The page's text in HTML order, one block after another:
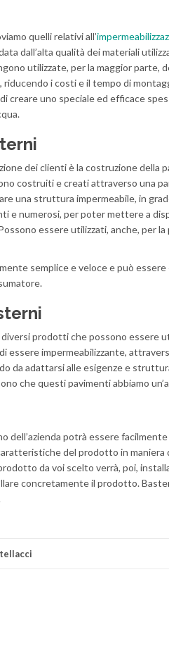
quelli relativi all’
dall’alta qualità dei materiali
utilizzate, per la maggior parte,
i costi e il tempo di
creare uno speciale ed efficace
dei clienti è la costruzione della
costruiti e creati attraverso una
una struttura impermeabile, in
e numerosi, per poter mettere a
essere utilizzati, anche, per
semplice e veloce e può
prodotti che possono essere
impermeabilizzante,
da adattarsi alle esigenze e
che questi pavimenti abbiamo
dell’azienda potrà essere
del prodotto in maniera
da voi scelto verrà, poi,
concretamente il prodotto.